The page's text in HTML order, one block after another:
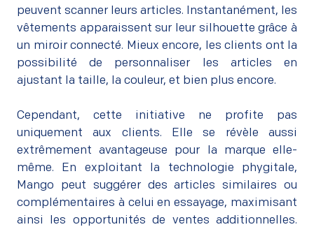
peuvent scanner leurs articles. Instantanément, les
vêtements apparaissent sur leur silhouette grâce à
un miroir connecté. Mieux encore, les clients ont la
possibilité de personnaliser les articles en
ajustant la taille, la couleur, et bien plus encore.
Cependant, cette initiative ne profite pas
uniquement aux clients. Elle se révèle aussi
extrêmement avantageuse pour la marque elle-
même. En exploitant la technologie phygitale,
Mango peut suggérer des articles similaires ou
complémentaires à celui en essayage, maximisant
ainsi les opportunités de ventes additionnelles.